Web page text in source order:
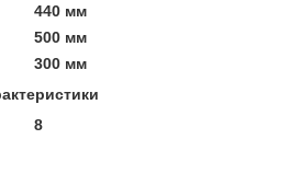
440 мм
500 мм
300 мм
8